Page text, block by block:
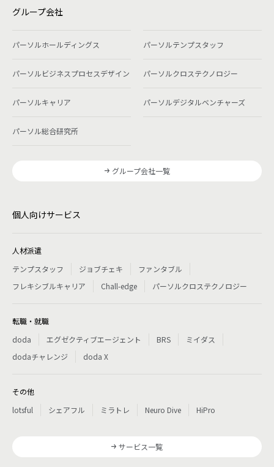
グループ会社
パーソルホールディングス パーソルテンプスタッフ
パーソルビジネスプロセスデザイン パーソルクロステクノロジー
パーソルキャリア パーソルデジタルベンチャーズ
パーソル総合研究所
グループ会社一覧
個人向けサービス
人材派遣
テンプスタッフ
ジョブチェキ
ファンタブル
フレキシブルキャリア
Chall-edge パーソルクロステクノロジー
転職・就職
doda
エグゼクティブエージェント BRS
ミイダス
dodaチャレンジ
doda X
その他
lotsful
シェアフル ミラトレ Neuro Dive HiPro
サービス一覧